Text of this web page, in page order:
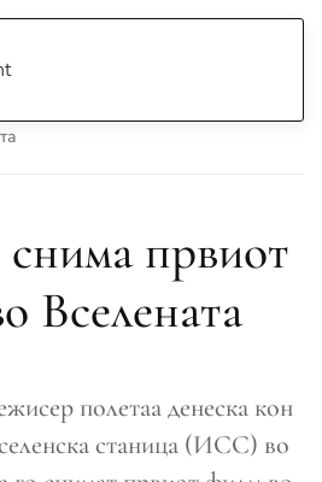
снима првиот
Вселената
полетаа денеска кон
станица (ИСС) во